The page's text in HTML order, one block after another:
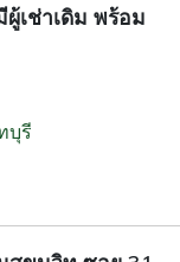
เช่าเดิม พร้อม
บุรี